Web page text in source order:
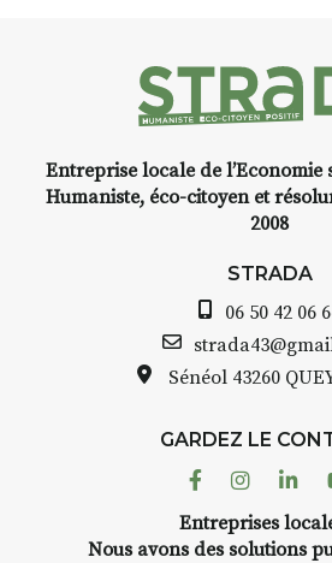
Entreprise locale de l’Economie
Humaniste, éco-citoyen et
2008
STRADA
06 50 42 06
Sénéol 43260
GARDEZ LE
Facebook
Entreprises
Nous avons des solutions